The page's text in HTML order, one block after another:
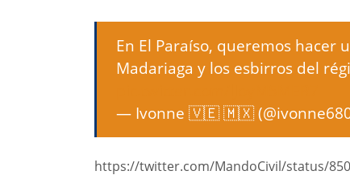
En El Paraíso, queremos hacer
Madariaga y los esbirros del
— Ivonne 🇻🇪 🇲🇽
https://twitter.com/MandoCivil/status/